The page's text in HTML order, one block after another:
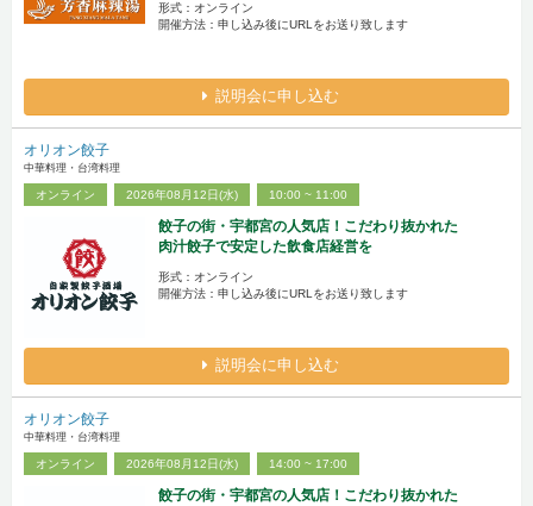
形式：オンライン
開催方法：申し込み後にURLをお送り致します
説明会に申し込む
オリオン餃子
中華料理・台湾料理
オンライン 2026年08月12日(水) 10:00 ~ 11:00
餃子の街・宇都宮の人気店！こだわり抜かれた
肉汁餃子で安定した飲食店経営を
形式：オンライン
開催方法：申し込み後にURLをお送り致します
説明会に申し込む
オリオン餃子
中華料理・台湾料理
オンライン 2026年08月12日(水) 14:00 ~ 17:00
餃子の街・宇都宮の人気店！こだわり抜かれた